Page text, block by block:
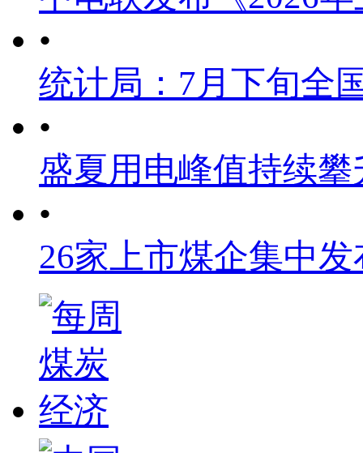
•
统计局：7月下旬全
•
盛夏用电峰值持续
•
26家上市煤企集中